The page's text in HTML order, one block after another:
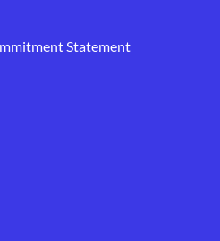
Statement